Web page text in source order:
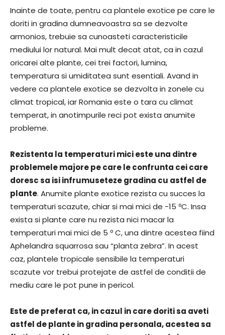
Inainte de toate, pentru ca plantele exotice pe care le
doriti in gradina dumneavoastra sa se dezvolte
armonios, trebuie sa cunoasteti caracteristicile
mediului lor natural. Mai mult decat atat, ca in cazul
oricarei alte plante, cei trei factori, lumina,
temperatura si umiditatea sunt esentiali. Avand in
vedere ca plantele exotice se dezvolta in zonele cu
climat tropical, iar Romania este o tara cu climat
temperat, in anotimpurile reci pot exista anumite
probleme.
Rezistenta la temperaturi mici este una dintre
problemele majore pe care le confrunta cei care
doresc sa isi infrumuseteze gradina cu astfel de
plante. Anumite plante exotice rezista cu succes la
temperaturi scazute, chiar si mai mici de -15 ºC. Insa
exista si plante care nu rezista nici macar la
temperaturi mai mici de 5 º C, una dintre acestea fiind
Aphelandra squarrosa sau “planta zebra”. In acest
caz, plantele tropicale sensibile la temperaturi
scazute vor trebui protejate de astfel de conditii de
mediu care le pot pune in pericol.
Este de preferat ca, in cazul in care doriti sa aveti
astfel de plante in gradina personala, acestea sa